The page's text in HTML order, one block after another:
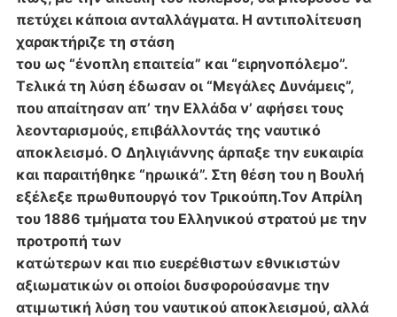
πετύχει κάποια ανταλλάγματα. Η αντιπολίτευση
χαρακτήριζε τη στάση
του ως “ένοπλη επαιτεία” και “ειρηνοπόλεμο”.
Τελικά τη λύση έδωσαν οι “Μεγάλες Δυνάμεις”,
που απαίτησαν απ’ την Ελλάδα ν’ αφήσει τους
λεονταρισμούς, επιβάλλοντάς της ναυτικό
αποκλεισμό. Ο Δηλιγιάννης άρπαξε την ευκαιρία
και παραιτήθηκε “ηρωικά”. Στη θέση του η Βουλή
εξέλεξε πρωθυπουργό τον Τρικούπη.Τον Απρίλη
του 1886 τμήματα του Ελληνικού στρατού με την
προτροπή των
κατώτερων και πιο ευερέθιστων εθνικιστών
αξιωματικών οι οποίοι δυσφορούσανμε την
ατιμωτική λύση του ναυτικού αποκλεισμού, αλλά